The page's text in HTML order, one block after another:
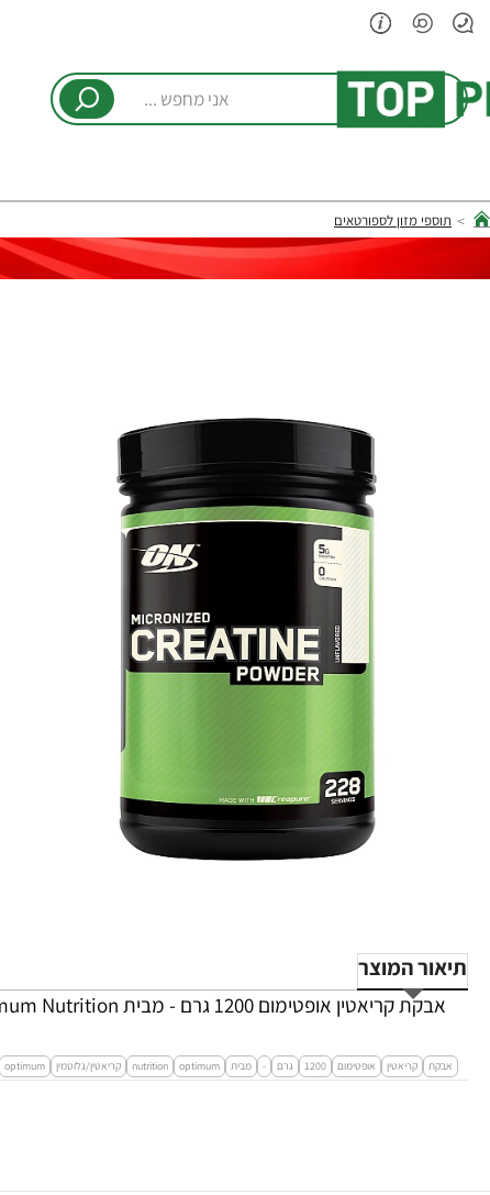
מחפש
home
תוספי מזון לספורטאים
-24%
תיאור המוצר
אבקת קריאטין אופטימום 1200 גרם - מבית Optimum Nutrition
אבקת קריאטין אופטימום 1200 גרם - מבית optimum
nutrition קריאטין/גלוטמין optimum